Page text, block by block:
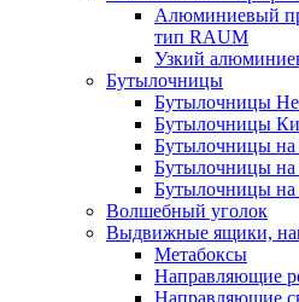
Алюминиевый
тип RAUM
Узкий
Бутылочницы
Бутылочницы
Бутылочницы
Бутылочницы на
Бутылочницы на
Бутылочницы на
Волшебный уголок
Выдвижные ящики,
Метабоксы
Направляющие